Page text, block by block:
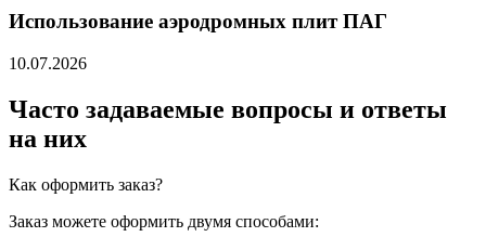
Использование аэродромных плит ПАГ
10.07.2026
Часто задаваемые вопросы и ответы
на них
Как оформить заказ?
Заказ можете оформить двумя способами: